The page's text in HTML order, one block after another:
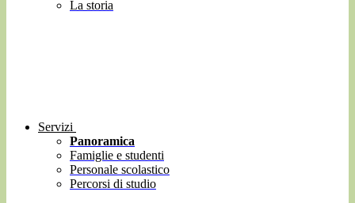
La storia
Servizi
Panoramica
Famiglie e studenti
Personale scolastico
Percorsi di studio